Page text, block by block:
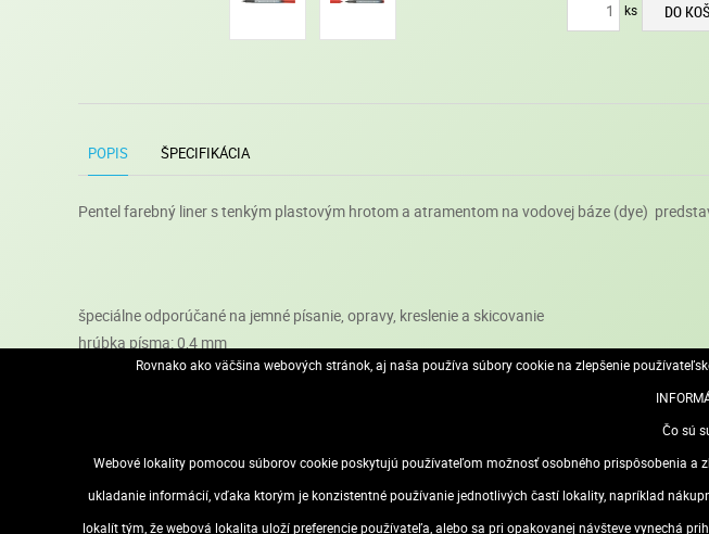
ks DO
POPIS ŠPECIFIKÁCIA
Pentel farebný liner s tenkým plastovým hrotom a atramentom na vodovej báze (dye)
špeciálne odporúčané na jemné písanie, opravy, kreslenie a skicovanie
hrúbka písma: 0,4 mm
umožňuje presné a precízne vedenie línie
Rovnako ako väčšina webových stránok, aj naša používa súbory cookie na zlepšenie
Čo sú
Webové lokality pomocou súborov cookie poskytujú používateľom možnosť osobného prispôsobenia
ukladanie informácií, vďaka ktorým je konzistentné používanie jednotlivých častí lokality, napríklad
lokalít tým, že webová lokalita uloží preferencie používateľa, alebo sa pri opakovanej návšteve vynechá